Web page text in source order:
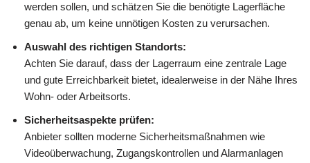
werden sollen, und schätzen Sie die benötigte Lagerfläche
genau ab, um keine unnötigen Kosten zu verursachen.
Auswahl des richtigen Standorts:
Achten Sie darauf, dass der Lagerraum eine zentrale Lage
und gute Erreichbarkeit bietet, idealerweise in der Nähe Ihres
Wohn- oder Arbeitsorts.
Sicherheitsaspekte prüfen:
Anbieter sollten moderne Sicherheitsmaßnahmen wie
Videoüberwachung, Zugangskontrollen und Alarmanlagen